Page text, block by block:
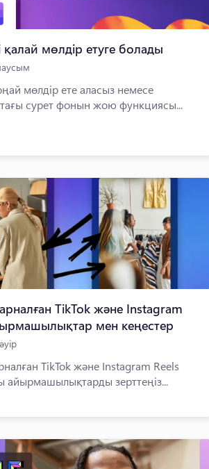
қалай мөлдір етуге болады
мөлдір ете аласыз немесе
сурет фонын жою функциясы...
TikTok және Instagram
мен кеңестер
TikTok және Instagram Reels
айырмашылықтарды зерттеңіз...